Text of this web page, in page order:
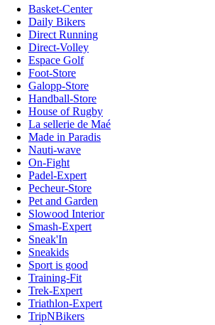
Basket-Center
Daily Bikers
Direct Running
Direct-Volley
Espace Golf
Foot-Store
Galopp-Store
Handball-Store
House of Rugby
La sellerie de Maé
Made in Paradis
Nauti-wave
On-Fight
Padel-Expert
Pecheur-Store
Pet and Garden
Slowood Interior
Smash-Expert
Sneak'In
Sneakids
Sport is good
Training-Fit
Trek-Expert
Triathlon-Expert
TripNBikers